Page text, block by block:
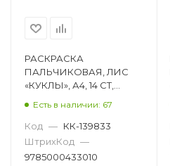
РАСКРАСКА
ПАЛЬЧИКОВАЯ, ЛИС
«КУКЛЫ», А4, 14 СТ,
Есть в наличии: 67
Код — КК-139833
ШтрихКод —
9785000433010